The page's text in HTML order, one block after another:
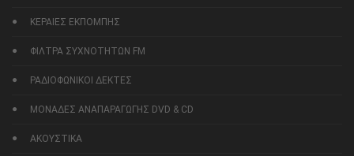
ΚΕΡΑΙΕΣ ΕΚΠΟΜΠΗΣ
ΦΙΛΤΡΑ ΣΥΧΝΟΤΗΤΩΝ FM
ΡΑΔΙΟΦΩΝΙΚΟΙ ΔΕΚΤΕΣ
ΜΟΝΑΔΕΣ ΑΝΑΠΑΡΑΓΩΓΗΣ DVD & CD
ΑΚΟΥΣΤΙΚΑ